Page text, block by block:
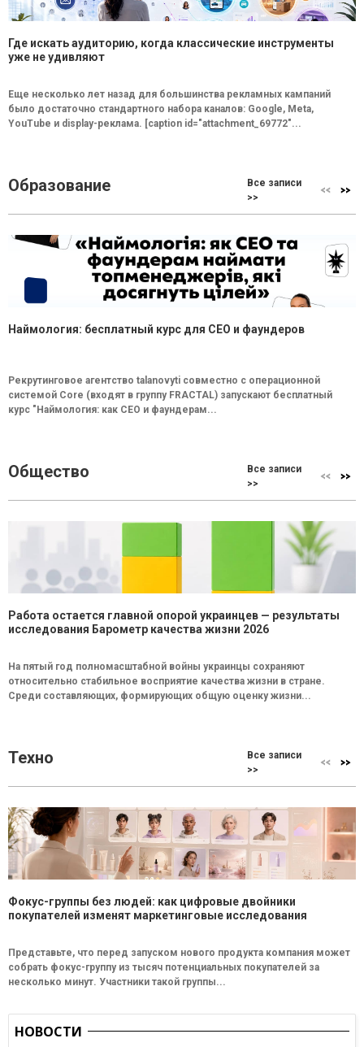
Где искать аудиторию, когда классические инструменты
уже не удивляют
Еще несколько лет назад для большинства рекламных кампаний
было достаточно стандартного набора каналов: Google, Meta,
YouTube и display-реклама. [caption id="attachment_69772"...
Образование
Все записи
>>
Наймология: бесплатный курс для CEO и фаундеров
Рекрутинговое агентство talanovyti совместно с операционной
системой Core (входят в группу FRACTAL) запускают бесплатный
курс "Наймология: как СEO и фаундерам...
Общество
Все записи
>>
Работа остается главной опорой украинцев — результаты
исследования Барометр качества жизни 2026
На пятый год полномасштабной войны украинцы сохраняют
относительно стабильное восприятие качества жизни в стране.
Среди составляющих, формирующих общую оценку жизни...
Техно
Все записи
>>
Фокус-группы без людей: как цифровые двойники
покупателей изменят маркетинговые исследования
Представьте, что перед запуском нового продукта компания может
собрать фокус-группу из тысяч потенциальных покупателей за
несколько минут. Участники такой группы...
НОВОСТИ